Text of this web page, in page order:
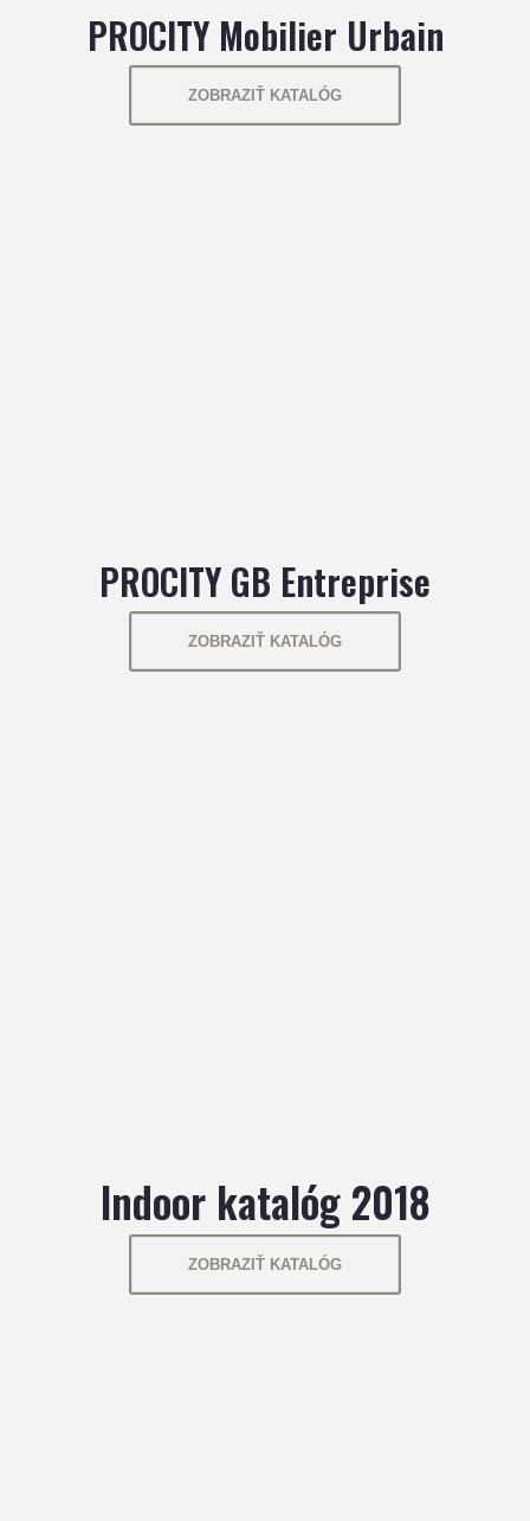
PROCITY Mobilier Urbain
ZOBRAZIŤ KATALÓG
PROCITY GB Entreprise
ZOBRAZIŤ KATALÓG
Indoor katalóg 2018
ZOBRAZIŤ KATALÓG